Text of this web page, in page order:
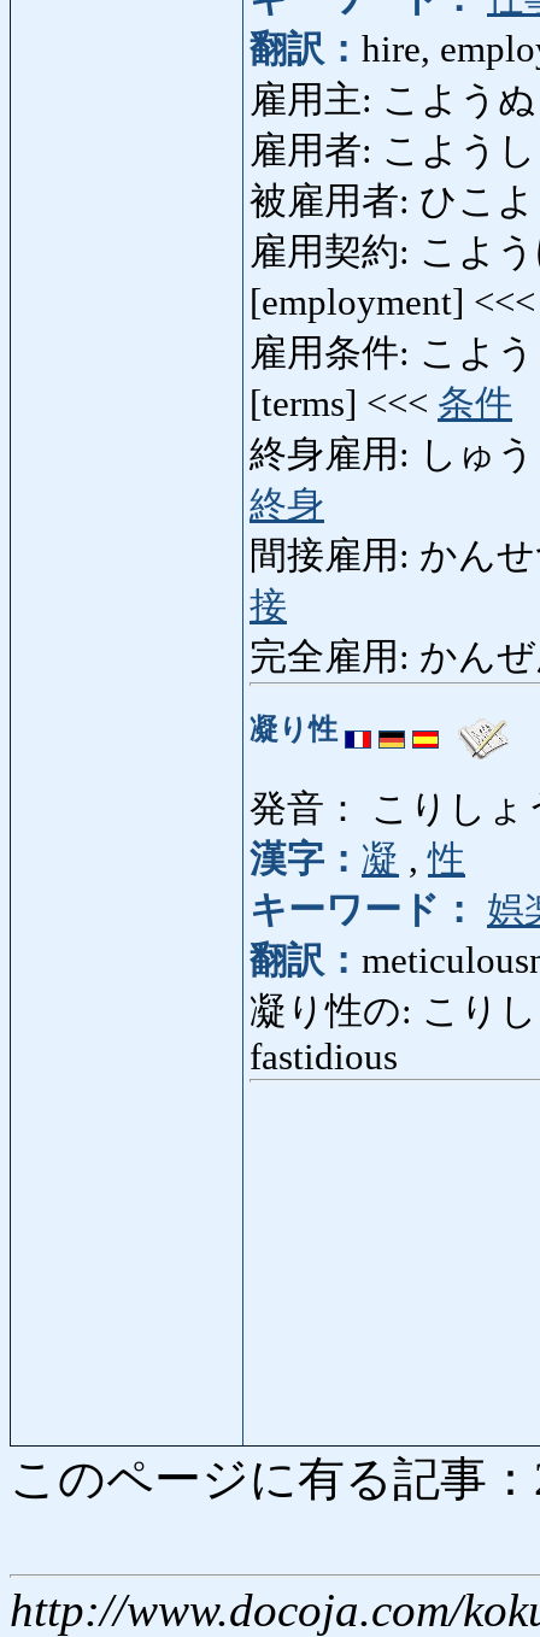
翻訳： hire,
雇用主: こよう
雇用者: こよう
被雇用者: ひこ
雇用契約: こよう
[employment]
雇用条件: こよ
[terms] <<< 条件
終身雇用: しゅ
終身
間接雇用: かん
接
完全雇用: かん
凝り性
発音： こりしょ
漢字： 凝 ,性
キーワード：
娯
翻訳：
凝り性の: こりし
fastidious
このページに有る記事
http://www.docoja.com/